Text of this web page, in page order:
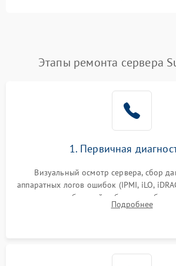
Этапы ремонта сервера
1. Первичная
Визуальный осмотр сервера, сбор
аппаратных логов ошибок (IPMI, iLO,
питания и базовой
корпуса для быстрой
Подробнее